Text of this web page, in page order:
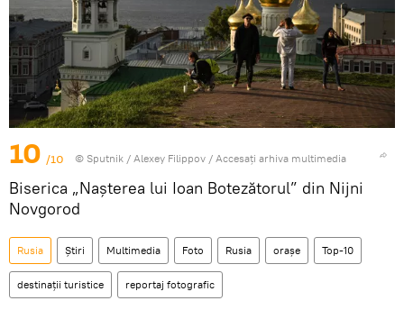
10 /10 © Sputnik / Alexey Filippov / Accesați arhiva multimedia
Biserica „Nașterea lui Ioan Botezătorul” din Nijni
Novgorod
Rusia Știri Multimedia Foto Rusia orașe Top-10
destinații turistice reportaj fotografic